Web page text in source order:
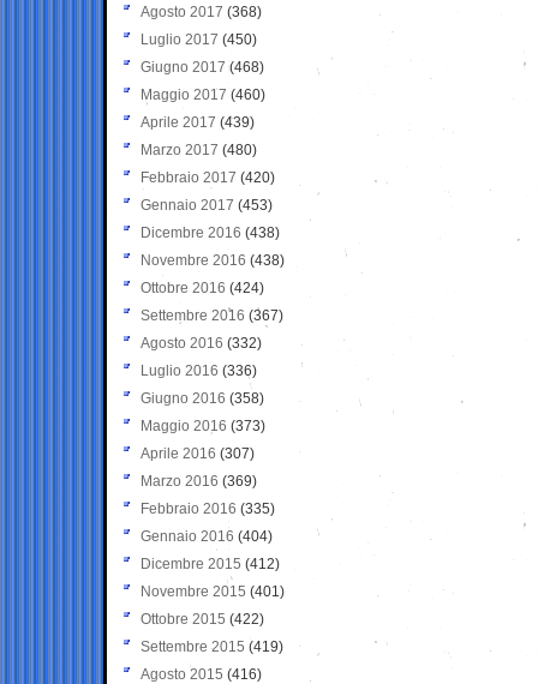
Agosto 2017 (368)
Luglio 2017 (450)
Giugno 2017 (468)
Maggio 2017 (460)
Aprile 2017 (439)
Marzo 2017 (480)
Febbraio 2017 (420)
Gennaio 2017 (453)
Dicembre 2016 (438)
Novembre 2016 (438)
Ottobre 2016 (424)
Settembre 2016 (367)
Agosto 2016 (332)
Luglio 2016 (336)
Giugno 2016 (358)
Maggio 2016 (373)
Aprile 2016 (307)
Marzo 2016 (369)
Febbraio 2016 (335)
Gennaio 2016 (404)
Dicembre 2015 (412)
Novembre 2015 (401)
Ottobre 2015 (422)
Settembre 2015 (419)
Agosto 2015 (416)